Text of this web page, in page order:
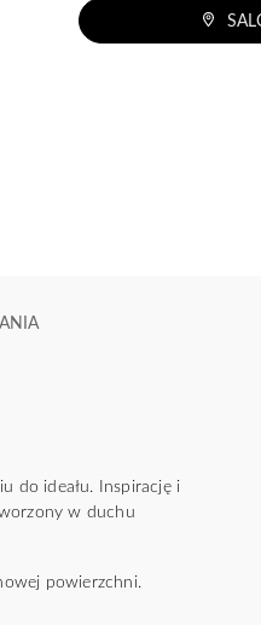
do ideału. Inspirację i
w duchu
powierzchni.